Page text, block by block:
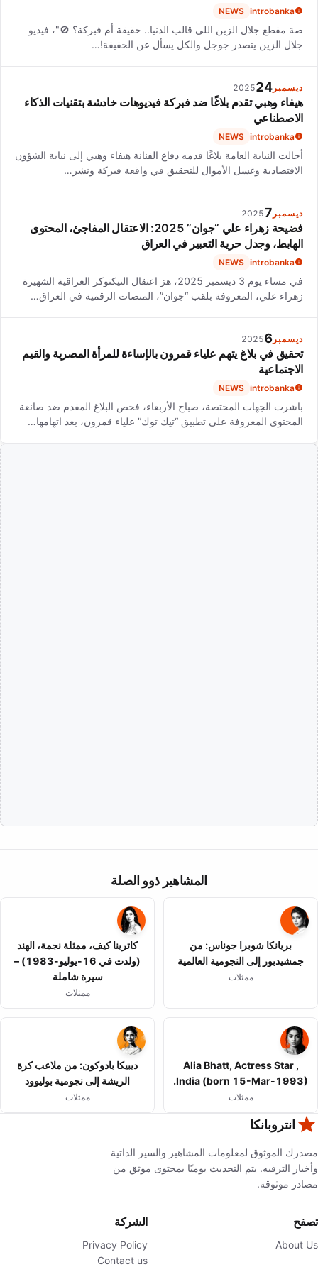
introbanka
NEWS
صة مقطع جلال الزين اللي قالب الدنيا.. حقيقة أم فبركة؟ 🚫"، فيديو
جلال الزين يتصدر جوجل والكل يسأل عن الحقيقة!…
ديسمبر 24
2025
هيفاء وهبي تقدم بلاغًا ضد فبركة فيديوهات خادشة بتقنيات الذكاء
الاصطناعي
introbanka
NEWS
أحالت النيابة العامة بلاغًا قدمه دفاع الفنانة هيفاء وهبي إلى نيابة الشؤون
الاقتصادية وغسل الأموال للتحقيق في واقعة فبركة ونشر…
ديسمبر 7
2025
فضيحة زهراء علي “جوان” 2025: الاعتقال المفاجئ، المحتوى
الهابط، وجدل حرية التعبير في العراق
introbanka
NEWS
في مساء يوم 3 ديسمبر 2025، هز اعتقال التيكتوكر العراقية الشهيرة
زهراء علي، المعروفة بلقب “جوان”، المنصات الرقمية في العراق…
ديسمبر 6
2025
تحقيق في بلاغ يتهم علياء قمرون بالإساءة للمرأة المصرية والقيم
الاجتماعية
introbanka
NEWS
باشرت الجهات المختصة، صباح الأربعاء، فحص البلاغ المقدم ضد صانعة
المحتوى المعروفة على تطبيق “تيك توك” علياء قمرون، بعد اتهامها…
المشاهير ذوو الصلة
بريانكا شوبرا جوناس: من
جمشيدبور إلى النجومية العالمية
ممثلات
كاترينا كيف، ممثلة نجمة، الهند
(ولدت في 16-يوليو-1983) –
سيرة شاملة
ممثلات
Alia Bhatt, Actress Star ,
India (born 15-Mar-1993).
ممثلات
ديبيكا بادوكون: من ملاعب كرة
الريشة إلى نجومية بوليوود
ممثلات
انتروبانكا
مصدرك الموثوق لمعلومات المشاهير والسير الذاتية
وأخبار الترفيه. يتم التحديث يوميًا بمحتوى موثق من
مصادر موثوقة.
تصفح
About Us
الشركة
Privacy Policy
Contact us